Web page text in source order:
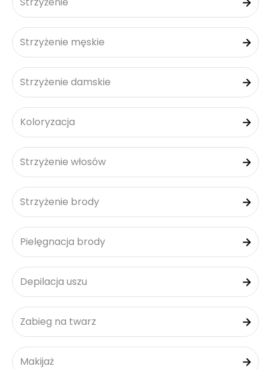
Strzyżenie męskie
Strzyżenie damskie
Koloryzacja
Strzyżenie włosów
Strzyżenie brody
Pielęgnacja brody
Depilacja uszu
Zabieg na twarz
Makijaż